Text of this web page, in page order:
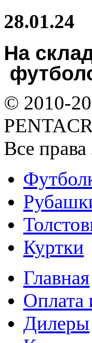
28.01.24
На
© 2010-
Все
Куртки
Главная
Оплата
Дилеры